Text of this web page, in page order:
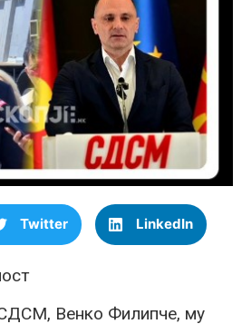
Twitter LinkedIn
Венко Филипче, му